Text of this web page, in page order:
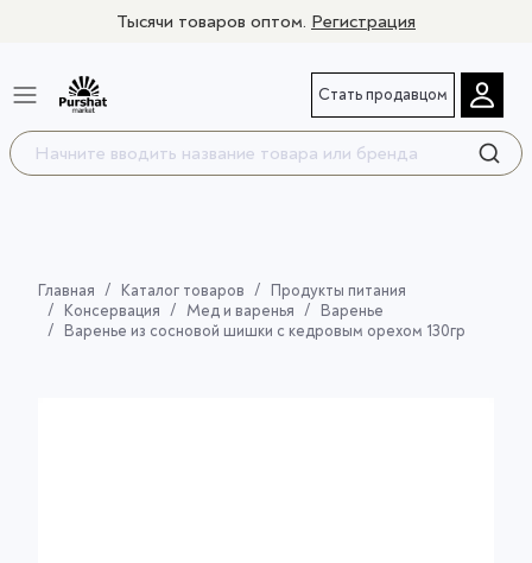
Тысячи товаров оптом. Регистрация
Стать продавцом
Главная Каталог товаров
Продукты питания
Консервация
Мед и варенья
Варенье
Варенье из сосновой шишки с кедровым орехом 130гр